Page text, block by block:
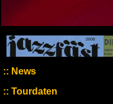
News
Tourdaten